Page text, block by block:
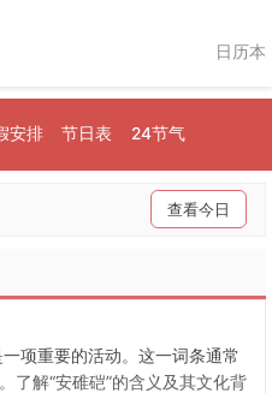
日历本
安排 节日表 24节气
查看今日
项重要的活动。这一词条通常
了解“安碓硙”的含义及其文化背